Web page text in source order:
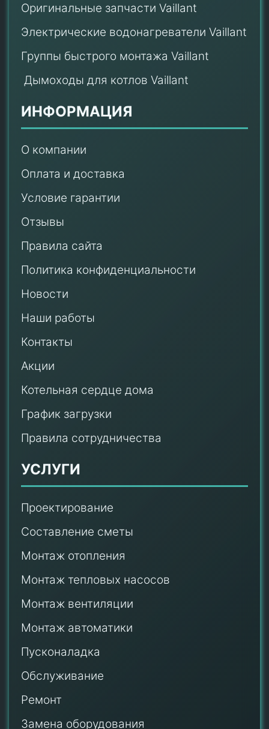
Оригинальные запчасти Vaillant
Электрические водонагреватели Vaillant
Группы быстрого монтажа Vaillant
Дымоходы для котлов Vaillant
ИНФОРМАЦИЯ
О компании
Оплата и доставка
Условие гарантии
Отзывы
Правила сайта
Политика конфиденциальности
Новости
Наши работы
Контакты
Акции
Котельная сердце дома
График загрузки
Правила сотрудничества
УСЛУГИ
Проектирование
Составление сметы
Монтаж отопления
Монтаж тепловых насосов
Монтаж вентиляции
Монтаж автоматики
Пусконаладка
Обслуживание
Ремонт
Замена оборудования